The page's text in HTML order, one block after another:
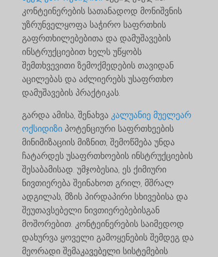
კონტეინერების სათანადოდ მონიშვნის
უზრუნველყოფა საჭირო საფრთხის
გაფრთხილებებითა და დამუშავების
ინსტრუქციებით ხელს უწყობს
შემთხვევითი ზემოქმედების თავიდან
აცილებას და აძლიერებს უსაფრთხო
დამუშავების პრაქტიკას.
გარდა ამისა, შენახვა კალუანიე მუელეარ
ოქსიდიზიპოტენციური საფრთხეების
მინიმიზაციის მიზნით, შემოწმება უნდა
ჩატარდეს უსაფრთხოების ინსტრუქციების
შესაბამისად. უმჯობესია, ეს ქიმიური
ნივთიერება შეინახოთ გრილ, მშრალ
ადგილას, მზის პირდაპირი სხივებისა და
შეუთავსებელი ნივთიერებებისგან
მოშორებით. კონტეინერების საიმედოდ
დახურვა ყოველი გამოყენების შემდეგ და
მეორადი შემაკავებელი სისტემების